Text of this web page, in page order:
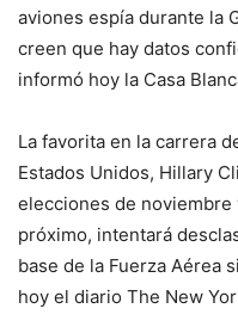
aviones espía durante la
creen que hay datos
informó hoy la Casa
La favorita en la carrera
Estados Unidos, Hillary
elecciones de
próximo, intentará
base de la Fuerza Aérea
hoy el diario The New